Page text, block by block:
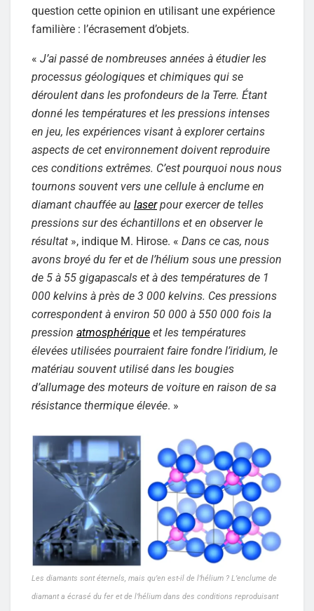
question cette opinion en utilisant une expérience
familière : l’écrasement d’objets.
« J’ai passé de nombreuses années à étudier les
processus géologiques et chimiques qui se
déroulent dans les profondeurs de la Terre. Étant
donné les températures et les pressions intenses
en jeu, les expériences visant à explorer certains
aspects de cet environnement doivent reproduire
ces conditions extrêmes. C’est pourquoi nous nous
tournons souvent vers une cellule à enclume en
diamant chauffée au laserpour exercer de telles
pressions sur des échantillons et en observer le
résultat », indique M. Hirose. « Dans ce cas, nous
avons broyé du fer et de l’hélium sous une pression
de 5 à 55 gigapascals et à des températures de 1
000 kelvins à près de 3 000 kelvins. Ces pressions
correspondent à environ 50 000 à 550 000 fois la
pression atmosphérique et les températures
élevées utilisées pourraient faire fondre l’iridium, le
matériau souvent utilisé dans les bougies
d’allumage des moteurs de voiture en raison de sa
résistance thermique élevée. »
Les diamants sont éternels, mais qu’en est-il de l’hélium ? L’enclume de
diamant a écrasé du fer et de l’hélium dans des conditions reproduisant